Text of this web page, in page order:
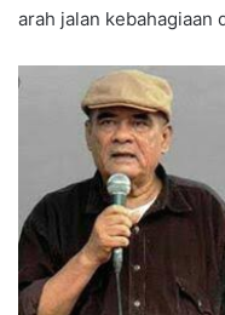
arah jalan kebahagiaan